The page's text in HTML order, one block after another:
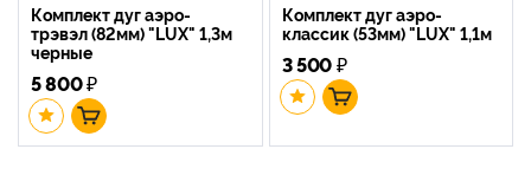
Комплект дуг аэро-
трэвэл (82мм) "LUX" 1,3м
черные
5 800₽
Комплект дуг аэро-
классик (53мм) "LUX" 1,1м
3 500₽